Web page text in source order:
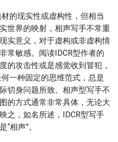
的现实性或虚构性，但相当
世界的映射，相声写手不常重
实意义，对于虚构或非虚构情
常敏感。阅读IDCR型作者的
的攻击性或是感觉收到冒犯，
一种固定的思维范式，总是
切身问题所致。相声型写手不
的方式通常非常具体，无论大
之，如名所述，IDCR型写手
相声”。